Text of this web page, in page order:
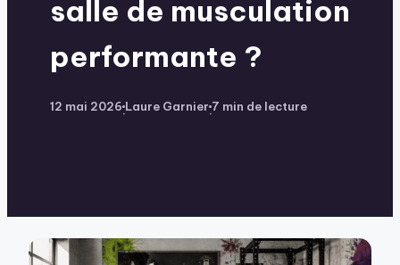
salle de musculation
performante ?
12 mai 2026
·
Laure Garnier
·
7 min de lecture